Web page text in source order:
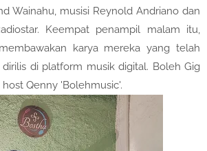
Wainahu, musisi Reynold Andriano dan
Keempat penampil malam itu,
karya mereka yang telah
di platform musik digital. Boleh Gig
Qenny 'Bolehmusic'.